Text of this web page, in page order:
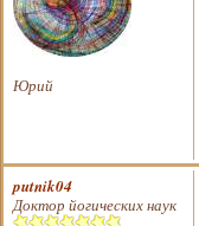
Юрий
putnik04
Доктор йогических наук